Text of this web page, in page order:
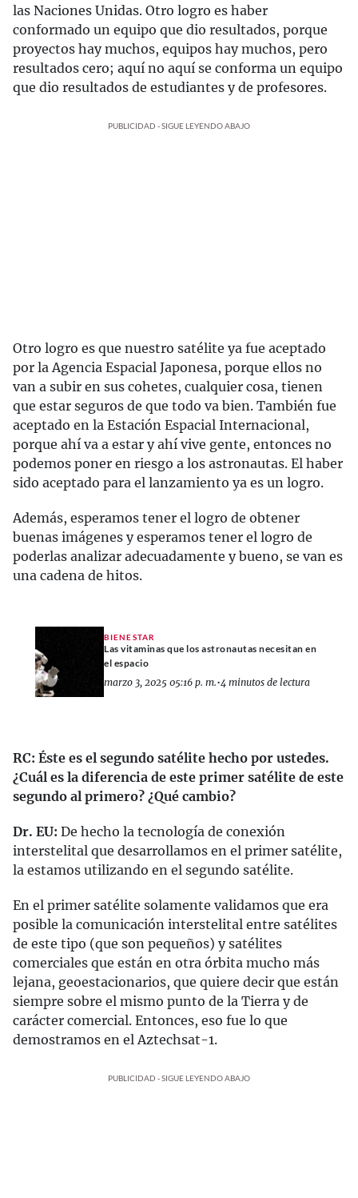
las Naciones Unidas. Otro logro es haber
conformado un equipo que dio resultados, porque
proyectos hay muchos, equipos hay muchos, pero
resultados cero; aquí no aquí se conforma un equipo
que dio resultados de estudiantes y de profesores.
PUBLICIDAD - SIGUE LEYENDO ABAJO
Otro logro es que nuestro satélite ya fue aceptado
por la Agencia Espacial Japonesa, porque ellos no
van a subir en sus cohetes, cualquier cosa, tienen
que estar seguros de que todo va bien. También fue
aceptado en la Estación Espacial Internacional,
porque ahí va a estar y ahí vive gente, entonces no
podemos poner en riesgo a los astronautas. El haber
sido aceptado para el lanzamiento ya es un logro.
Además, esperamos tener el logro de obtener
buenas imágenes y esperamos tener el logro de
poderlas analizar adecuadamente y bueno, se van es
una cadena de hitos.
BIENESTAR
Las vitaminas que los astronautas necesitan en
el espacio
marzo 3, 2025 05:16 p. m.•4 minutos de lectura
RC: Éste es el segundo satélite hecho por ustedes.
¿Cuál es la diferencia de este primer satélite de este
segundo al primero? ¿Qué cambio?
Dr. EU: De hecho la tecnología de conexión
interstelital que desarrollamos en el primer satélite,
la estamos utilizando en el segundo satélite.
En el primer satélite solamente validamos que era
posible la comunicación interstelital entre satélites
de este tipo (que son pequeños) y satélites
comerciales que están en otra órbita mucho más
lejana, geoestacionarios, que quiere decir que están
siempre sobre el mismo punto de la Tierra y de
carácter comercial. Entonces, eso fue lo que
demostramos en el Aztechsat-1.
PUBLICIDAD - SIGUE LEYENDO ABAJO